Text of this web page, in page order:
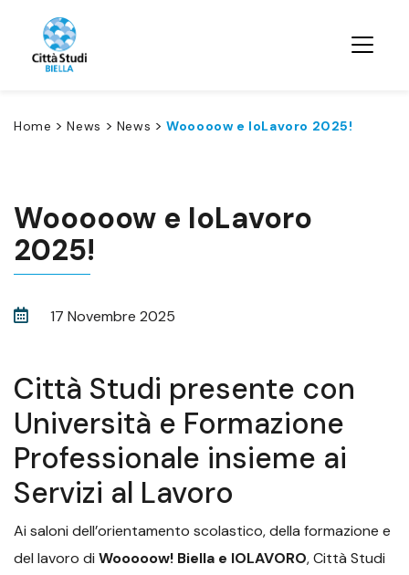
Home >News > News >Wooooow e IoLavoro 2025!
Wooooow e IoLavoro
2025!
17 Novembre 2025
Città Studi presente con
Università e Formazione
Professionale insieme ai
Servizi al Lavoro
Ai saloni dell’orientamento scolastico, della formazione e
del lavoro di Wooooow! Biella e IOLAVORO, Città Studi